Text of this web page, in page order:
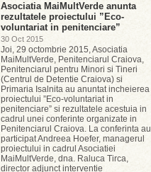
Asociatia MaiMultVerde anunta
rezultatele proiectului ”Eco-
voluntariat in penitenciare”
30 Oct 2015
Joi, 29 octombrie 2015, Asociatia
MaiMultVerde, Penitenciarul Craiova,
Penitenciarul pentru Minori si Tineri
(Centrul de Detentie Craiova) si
Primaria Isalnita au anuntat incheierea
proiectului ”Eco-voluntariat in
penitenciare” si rezultatele acestuia in
cadrul unei conferinte organizate in
Penitenciarul Craiova. La conferinta au
participat Andreea Hoefer, managerul
proiectului in cadrul Asociatiei
MaiMultVerde, dna. Raluca Tirca,
director adjunct interventie